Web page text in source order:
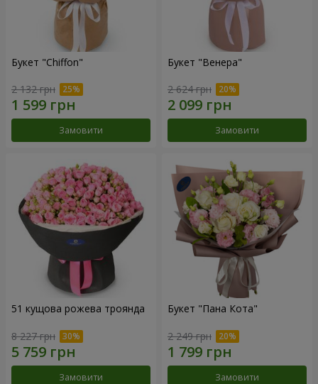
Букет "Chiffon"
2 132 грн
Замовити
Букет "Венера"
2 624 грн
Замовити
51 кущова рожева троянда
8 227 грн
Замовити
Букет "Пана Кота"
2 249 грн
Замовити